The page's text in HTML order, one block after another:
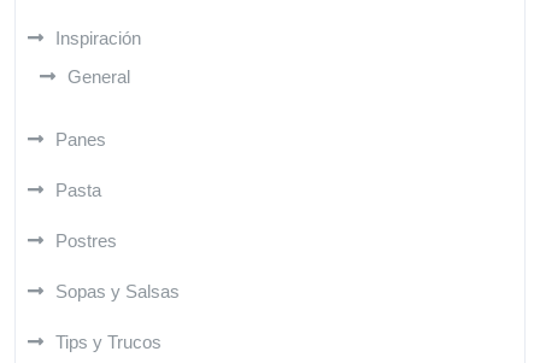
Inspiración
General
Panes
Pasta
Postres
Sopas y Salsas
Tips y Trucos